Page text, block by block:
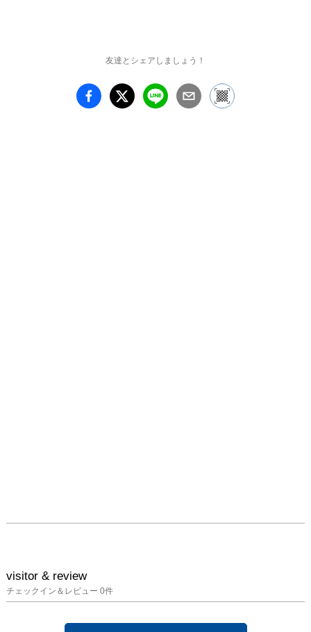
目の前にあるのです
【主な展示物】
・見えなかった小さなも
のたちを知る。身近にい
る虫たちの存在を感じて
友達とシェアしましょう！
visitor & review
チェックイン＆レビュー 0件